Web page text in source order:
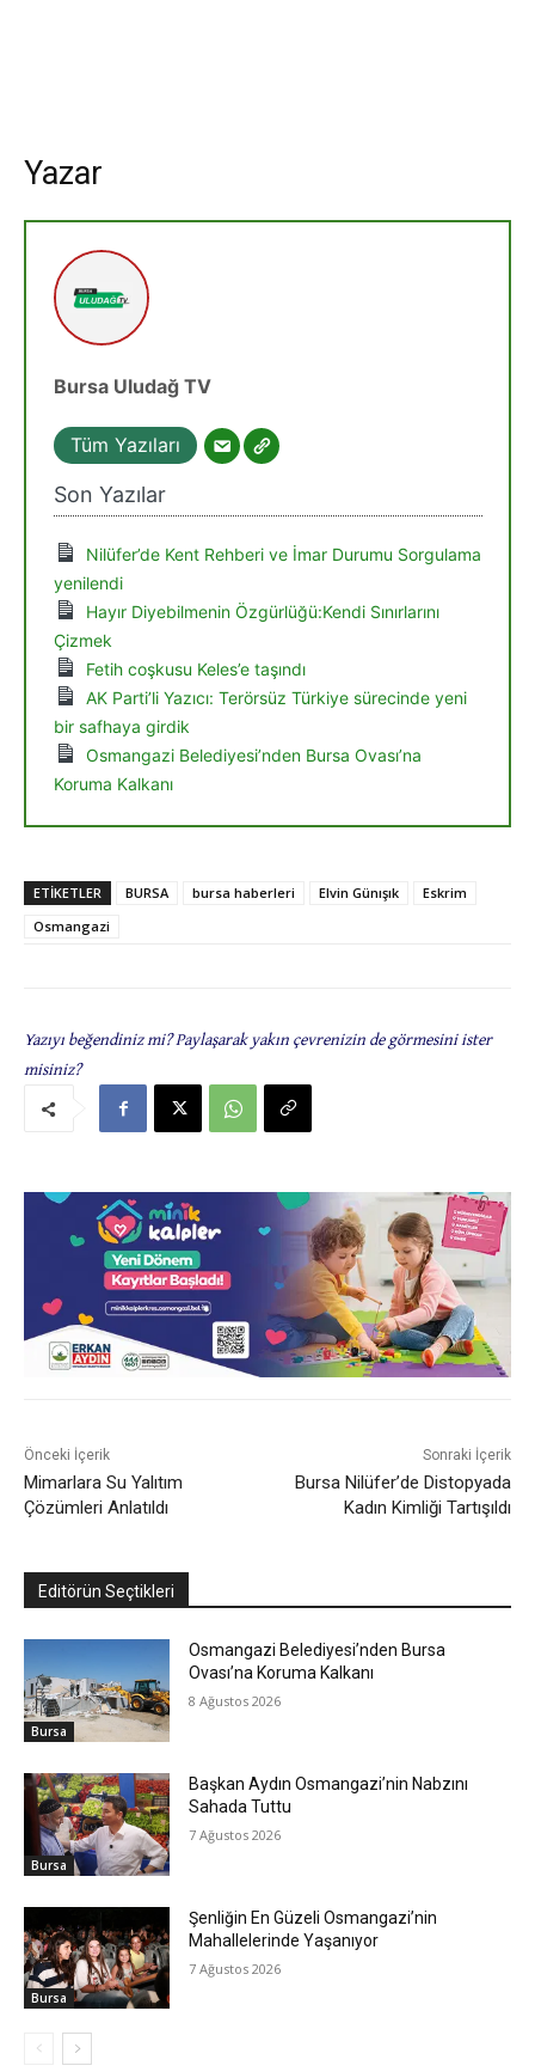
Yazar
Bursa Uludağ TV
Tüm Yazıları
Son Yazılar
Nilüfer’de Kent Rehberi ve İmar Durumu Sorgulama
yenilendi
Hayır Diyebilmenin Özgürlüğü:Kendi Sınırlarını
Çizmek
Fetih coşkusu Keles’e taşındı
AK Parti’li Yazıcı: Terörsüz Türkiye sürecinde yeni
bir safhaya girdik
Osmangazi Belediyesi’nden Bursa Ovası’na
Koruma Kalkanı
ETIKETLER BURSA bursa haberleri Elvin Günışık
Eskrim
Osmangazi
Yazıyı beğendiniz mi? Paylaşarak yakın çevrenizin de görmesini ister
misiniz?
Önceki İçerik
Mimarlara Su Yalıtım
Çözümleri Anlatıldı
Sonraki İçerik
Bursa Nilüfer’de Distopyada
Kadın Kimliği Tartışıldı
Editörün Seçtikleri
Bursa
Osmangazi Belediyesi’nden Bursa
Ovası’na Koruma Kalkanı
8 Ağustos 2026
Bursa
Başkan Aydın Osmangazi’nin Nabzını
Sahada Tuttu
7 Ağustos 2026
Bursa
Şenliğin En Güzeli Osmangazi’nin
Mahallelerinde Yaşanıyor
7 Ağustos 2026